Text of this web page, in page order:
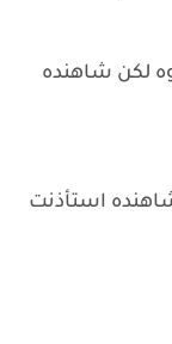
لكن شاهنده
استأذنت